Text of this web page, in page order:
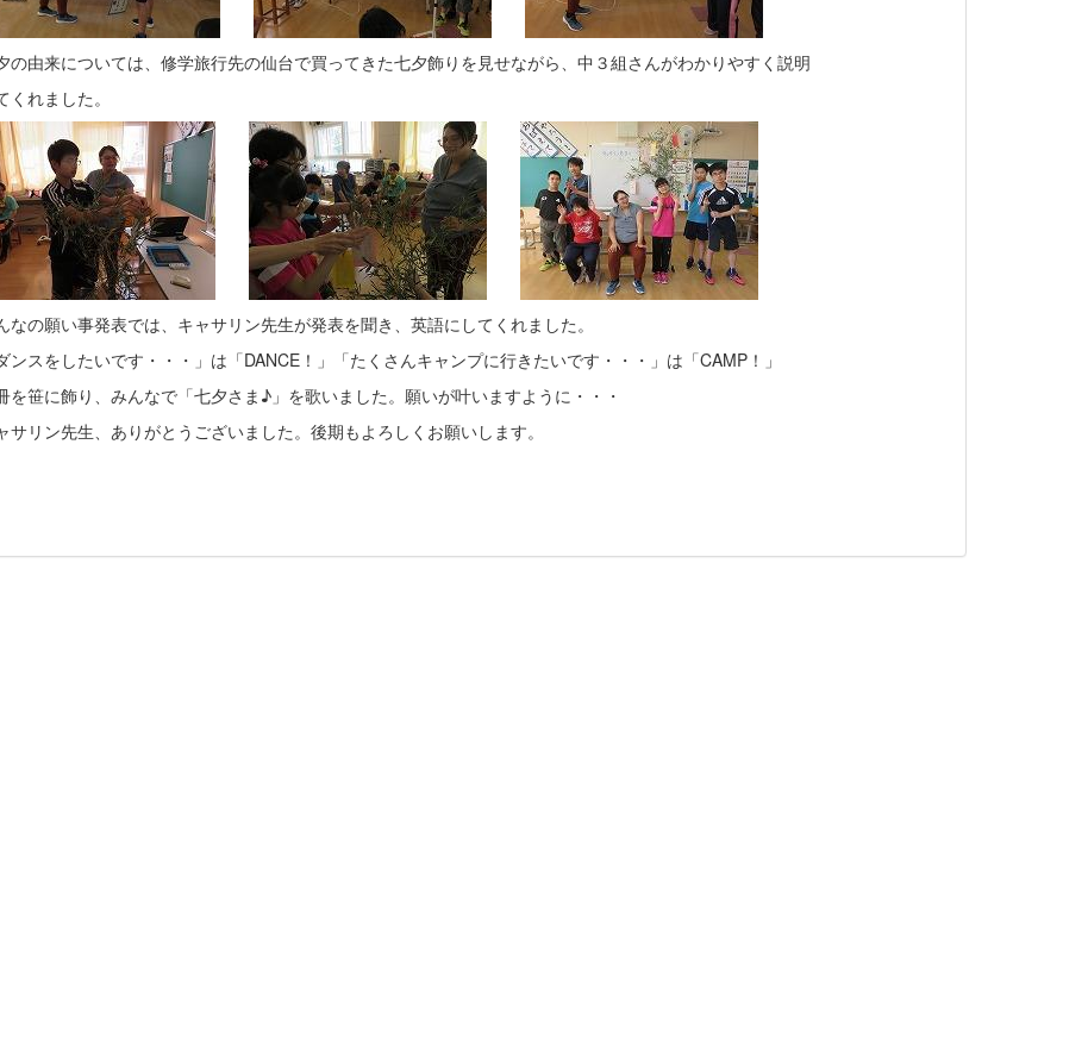
の由来については、修学旅行先の仙台で買ってきた七夕飾りを見せながら、中３組さんがわかりやすく説明
くれました。
なの願い事発表では、キャサリン先生が発表を聞き、英語にしてくれました。
ンスをしたいです・・・」は「DANCE！」「たくさんキャンプに行きたいです・・・」は「CAMP！」
を笹に飾り、みんなで「七夕さま♪」を歌いました。願いが叶いますように・・・
サリン先生、ありがとうございました。後期もよろしくお願いします。